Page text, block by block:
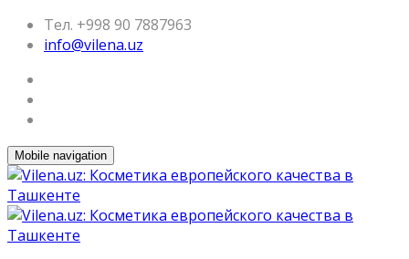
Тел. +998 90 7887963
info@vilena.uz
Mobile navigation